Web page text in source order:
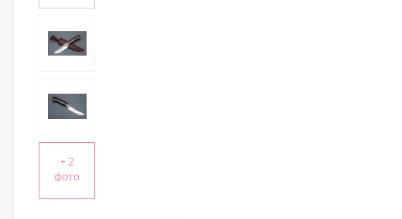
+ 2
фото